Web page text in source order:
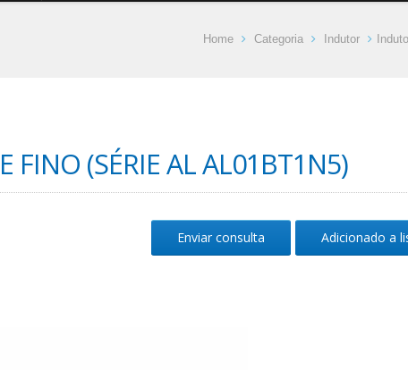
Home Categoria Indutor
FINO (SÉRIE AL AL01BT1N5)
Enviar consulta Adicionado a